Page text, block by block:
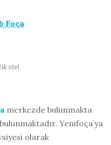
Foça
otel
merkezde bulunmakta
Yenifoça’ya
olarak